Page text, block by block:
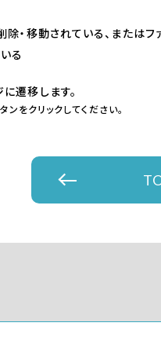
・移動されている、または
る
遷移します。
をクリックしてください。